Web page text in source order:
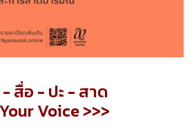
สื่อ - ปะ - สาด
Voice >>>